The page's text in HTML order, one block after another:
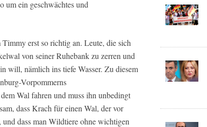
um ein geschwächtes und
erst so richtig an. Leute, die sich
von seiner Ruhebank zu zerren und
will, nämlich ins tiefe Wasser. Zu diesem
Vorpommerns
Wal fahren und muss ihn unbedingt
dass Krach für einen Wal, der vor
dass man Wildtiere ohne wichtigen